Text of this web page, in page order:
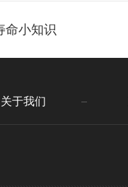
命小知识
关于我们